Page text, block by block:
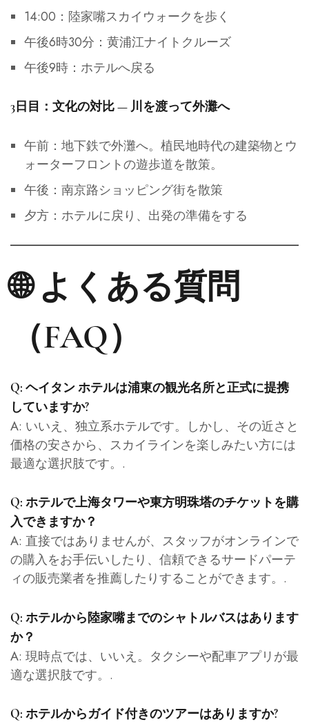
14:00：陸家嘴スカイウォークを歩く
午後6時30分：黄浦江ナイトクルーズ
午後9時：ホテルへ戻る
3日目：文化の対比 — 川を渡って外灘へ
午前：地下鉄で外灘へ。植民地時代の建築物とウ
ォーターフロントの遊歩道を散策。
午後：南京路ショッピング街を散策
夕方：ホテルに戻り、出発の準備をする
🌐 よくある質問
（FAQ）
Q: ヘイタン ホテルは浦東の観光名所と正式に提携
していますか?
A: いいえ、独立系ホテルです。しかし、その近さと
価格の安さから、スカイラインを楽しみたい方には
最適な選択肢です。.
Q: ホテルで上海タワーや東方明珠塔のチケットを購
入できますか？
A: 直接ではありませんが、スタッフがオンラインで
の購入をお手伝いしたり、信頼できるサードパーテ
ィの販売業者を推薦したりすることができます。.
Q: ホテルから陸家嘴までのシャトルバスはあります
か？
A: 現時点では、いいえ。タクシーや配車アプリが最
適な選択肢です。.
Q: ホテルからガイド付きのツアーはありますか?